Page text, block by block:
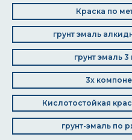
Краска по
грунт эмаль
грунт эмаль
3х
Кислотостойкая
грунт-эмаль по